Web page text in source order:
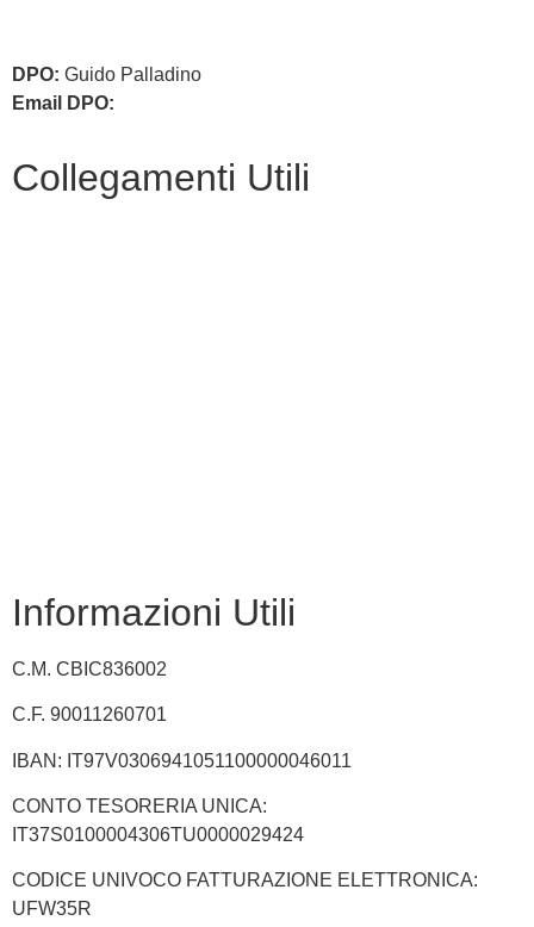
DPO: Guido Palladino
Email DPO:
Collegamenti Utili
Informazioni Utili
C.M. CBIC836002
C.F. 90011260701
IBAN: IT97V0306941051100000046011
CONTO TESORERIA UNICA:
IT37S0100004306TU0000029424
CODICE UNIVOCO FATTURAZIONE ELETTRONICA:
UFW35R